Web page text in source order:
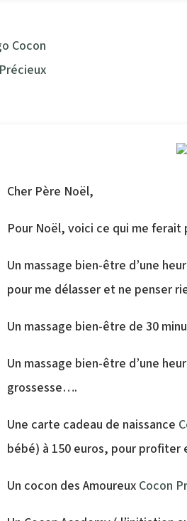
Cher Père Noël,
Pour Noël, voici ce qui me ferait
Un massage bien-être d’une
pour me délasser et ne penser
Un massage bien-être de 30
Un massage bien-être d’une
grossesse….
Une carte cadeau de naissance
bébé) à 150 euros, pour
Un cocon des Amoureux Cocon